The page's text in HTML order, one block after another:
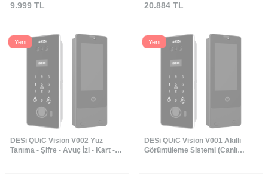
9.999 TL 20.884 TL
Yeni
DESi QUiC Vision V002 Yüz
Tanıma - Şifre - Avuç İzi - Kart -
Yeni
DESi QUiC Vision V001 Akıllı
Görüntüleme Sistemi (Canlı